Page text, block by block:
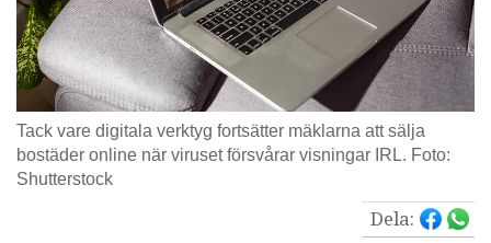
Tack vare digitala verktyg fortsätter mäklarna att sälja
bostäder online när viruset försvårar visningar IRL. Foto:
Shutterstock
Dela: